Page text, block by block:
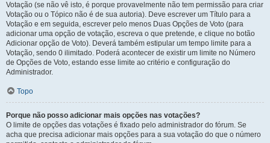
Votação (se não vê isto, é porque provavelmente não tem permissão para criar
Votação ou o Tópico não é de sua autoria). Deve escrever um Título para a
Votação e em seguida, escrever pelo menos Duas Opções de Voto (para
adicionar uma opção de votação, escreva o que pretende, e clique no botão
Adicionar opção de Voto). Deverá também estipular um tempo limite para a
Votação, sendo 0 ilimitado. Poderá acontecer de existir um limite no Número
de Opções de Voto, estando esse limite ao critério e configuração do
Administrador.
Topo
Porque não posso adicionar mais opções nas votações?
O limite de opções das votações é fixado pelo administrador do fórum. Se
acha que precisa adicionar mais opções para a sua votação do que o número